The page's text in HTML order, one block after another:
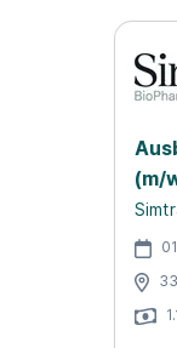
(m/